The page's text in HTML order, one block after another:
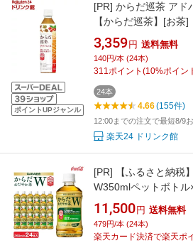
ポイントUPジャンル
[PR] からだ巡茶 アド
【からだ巡茶】[お茶]
3,359 円 送料無料
140円/本 (24本)
311ポイント (10%ポイン
24本
4.66(155件)
12:00までの注文で最短8/9
楽天24 ドリンク館
[PR]
【ふるさと納税
W350mlペットボト
茶 日本茶 機能性表示
糖 飲料 ペットボトル
か茶W ケース 箱買い
11,500 円 送料無料
479円/本 (24本)
楽天カード決済で楽天ポ